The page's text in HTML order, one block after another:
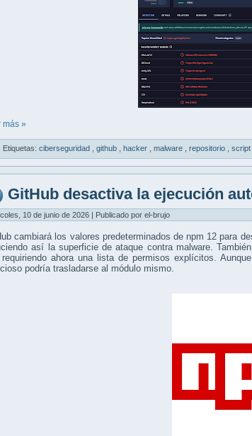
más »
Etiquetas: ciberseguridad github hacker malware repositorio script
GitHub desactiva la ejecución
10 de junio de 2026 | Publicado por el-brujo
cambiará los valores predeterminados de npm 12 para
así la superficie de ataque contra malware.
ahora una lista de permisos explícitos.
podría trasladarse al módulo mismo.